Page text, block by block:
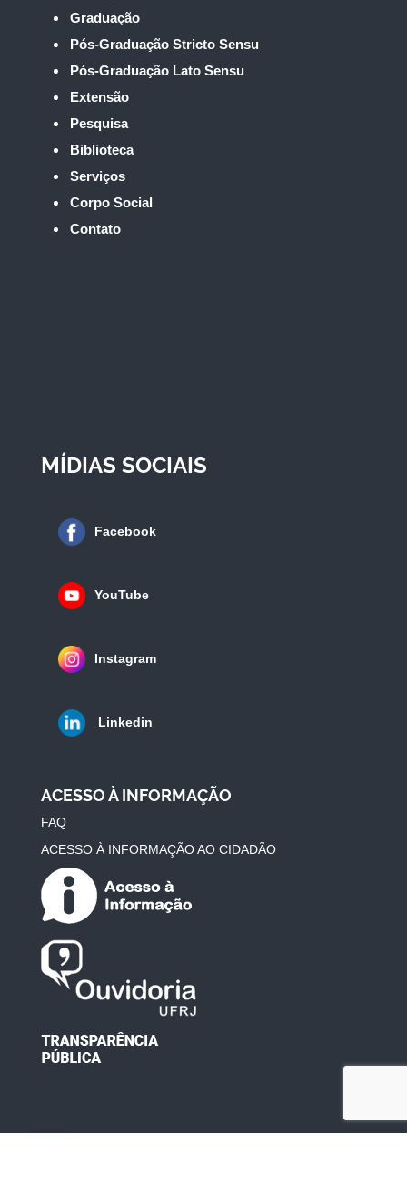
Graduação
Pós-Graduação Stricto Sensu
Pós-Graduação Lato Sensu
Extensão
Pesquisa
Biblioteca
Serviços
Corpo Social
Contato
MÍDIAS SOCIAIS
Facebook
YouTube
Instagram
Linkedin
ACESSO À INFORMAÇÃO
FAQ
ACESSO À INFORMAÇÃO AO CIDADÃO